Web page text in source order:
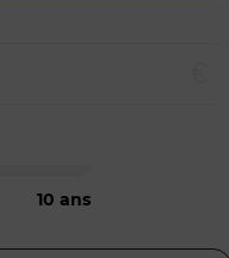
10 ans